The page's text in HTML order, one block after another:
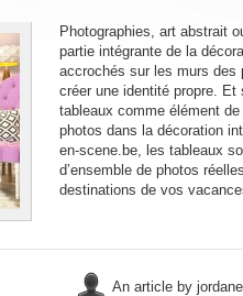
Photographies, art abstrait
partie intégrante de la
accrochés sur les murs des
créer une identité propre.
tableaux comme élément
photos dans la décoration
en-scene.be, les tableaux
d’ensemble de photos
destinations de vos
An article by